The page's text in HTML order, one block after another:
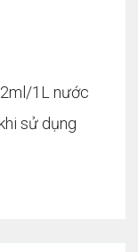
2ml/1L nước
sử dụng